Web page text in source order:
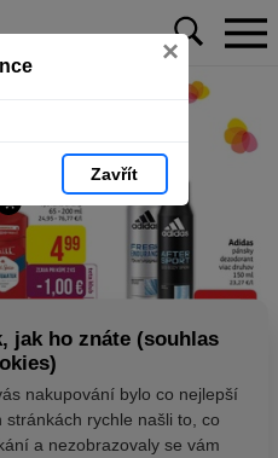
×
Zavřít
jak ho znáte (souhlas
nakupování bylo co nejlepší
stránkách rychle našli to, co
a nezobrazovaly se vám